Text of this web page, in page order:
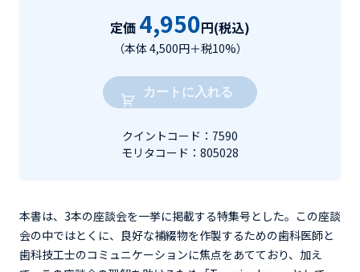
定価 4,950円(税込)
（本体 4,500円＋税10%）
カートに入れる
クイントコード：7590
モリタコード：805028
本書は、3本の座談会を一挙に掲載する特集号とした。この座談
会の中ではとくに、良好な補綴物を作製するための歯科医師と
歯科技工士のコミュニケーションに焦点をあてており、加え